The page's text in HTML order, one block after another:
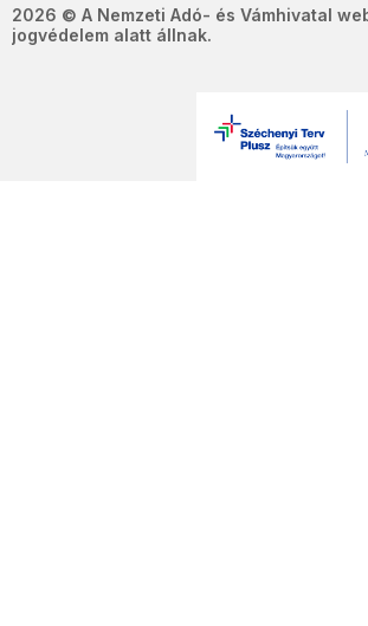
2026 © A Nemzeti Adó- és Vámhivatal
jogvédelem alatt állnak.